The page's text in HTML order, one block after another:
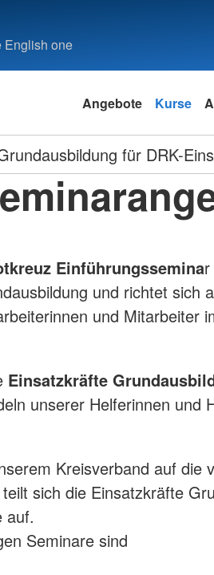
English one
Angebote Kurse
für DRK-
Einführungssemina
und richtet sich
und Mitarbeiter
Einsatzkräfte
unserer Helferinnen und
Kreisverband auf die
sich die Einsatzkräfte
auf.
Seminare sind